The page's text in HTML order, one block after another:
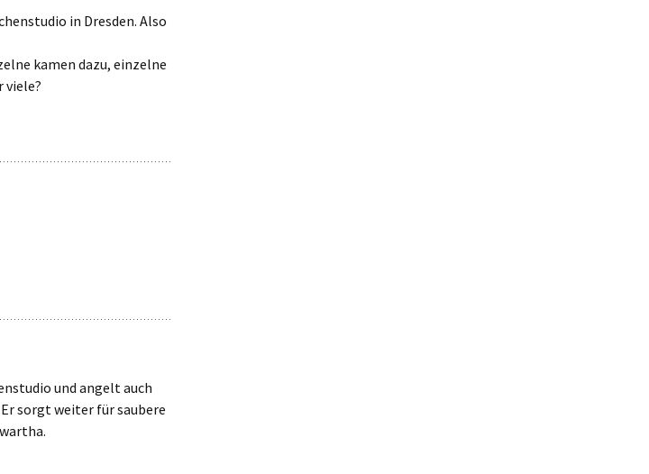
in Dresden. Also
kamen dazu, einzelne
viele?
und angelt auch
sorgt weiter für saubere